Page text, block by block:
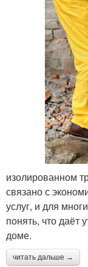
изолированном
связано с
услуг, и для
понять, что даёт
доме.
читать дальше →